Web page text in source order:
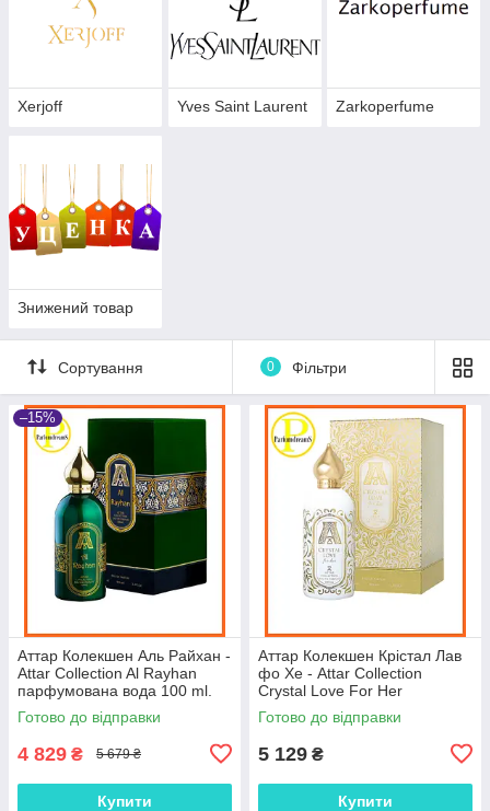
Xerjoff Yves Saint Laurent Zarkoperfume
Знижений товар
Сортування 0 Фільтри
–15%
Аттар Колекшен Аль Райхан -
Attar Collection Al Rayhan
парфумована вода 100 ml.
Готово до відправки
4 829 ₴ 5 679 ₴
Купити
Аттар Колекшен Крістал Лав
фо Хе - Attar Collection
Crystal Love For Her
парфумована вода 100 ml.
Готово до відправки
5 129 ₴
Купити